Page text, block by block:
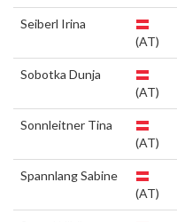
Seiberl Irina
(AT)
Sobotka Dunja
(AT)
Sonnleitner Tina
(AT)
Spannlang Sabine
(AT)